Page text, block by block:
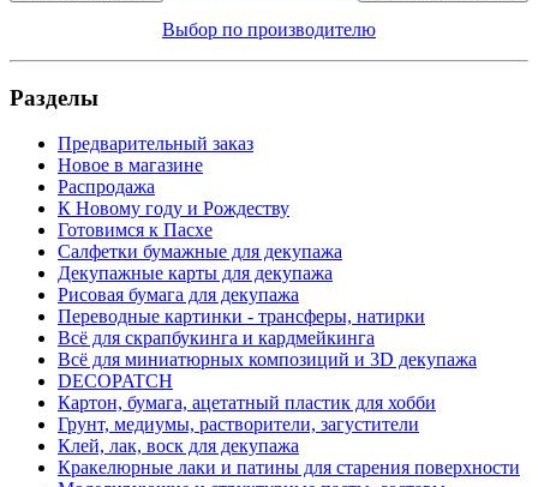
Выбор по производителю
Разделы
Предварительный заказ
Новое в магазине
Распродажа
К Новому году и Рождеству
Готовимся к Пасхе
Салфетки бумажные для декупажа
Декупажные карты для декупажа
Рисовая бумага для декупажа
Переводные картинки - трансферы, натирки
Всё для скрапбукинга и кардмейкинга
Всё для миниатюрных композиций и 3D декупажа
DECOPATCH
Картон, бумага, ацетатный пластик для хобби
Грунт, медиумы, растворители, загустители
Клей, лак, воск для декупажа
Кракелюрные лаки и патины для старения поверхности